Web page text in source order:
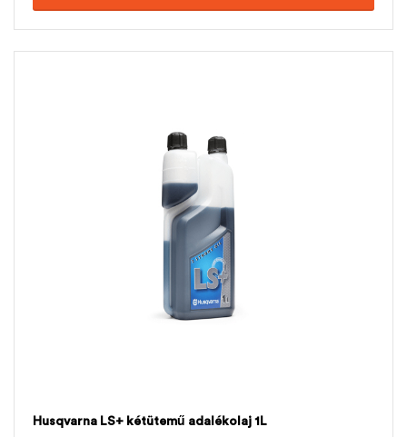
Husqvarna LS+ kétütemű adalékolaj 1L